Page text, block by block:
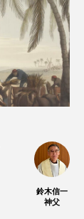
鈴木信一
神父